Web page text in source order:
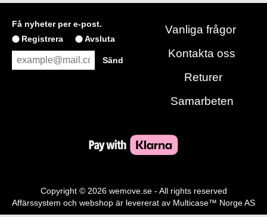
Få nyheter per e-post.
Registrera
Avsluta
Vanliga frågor
Kontakta oss
Returer
Samarbeten
Copyright © 2026 wemove.se - All rights reserved
Affärssystem och webshop är levererat av Multicase™ Norge AS